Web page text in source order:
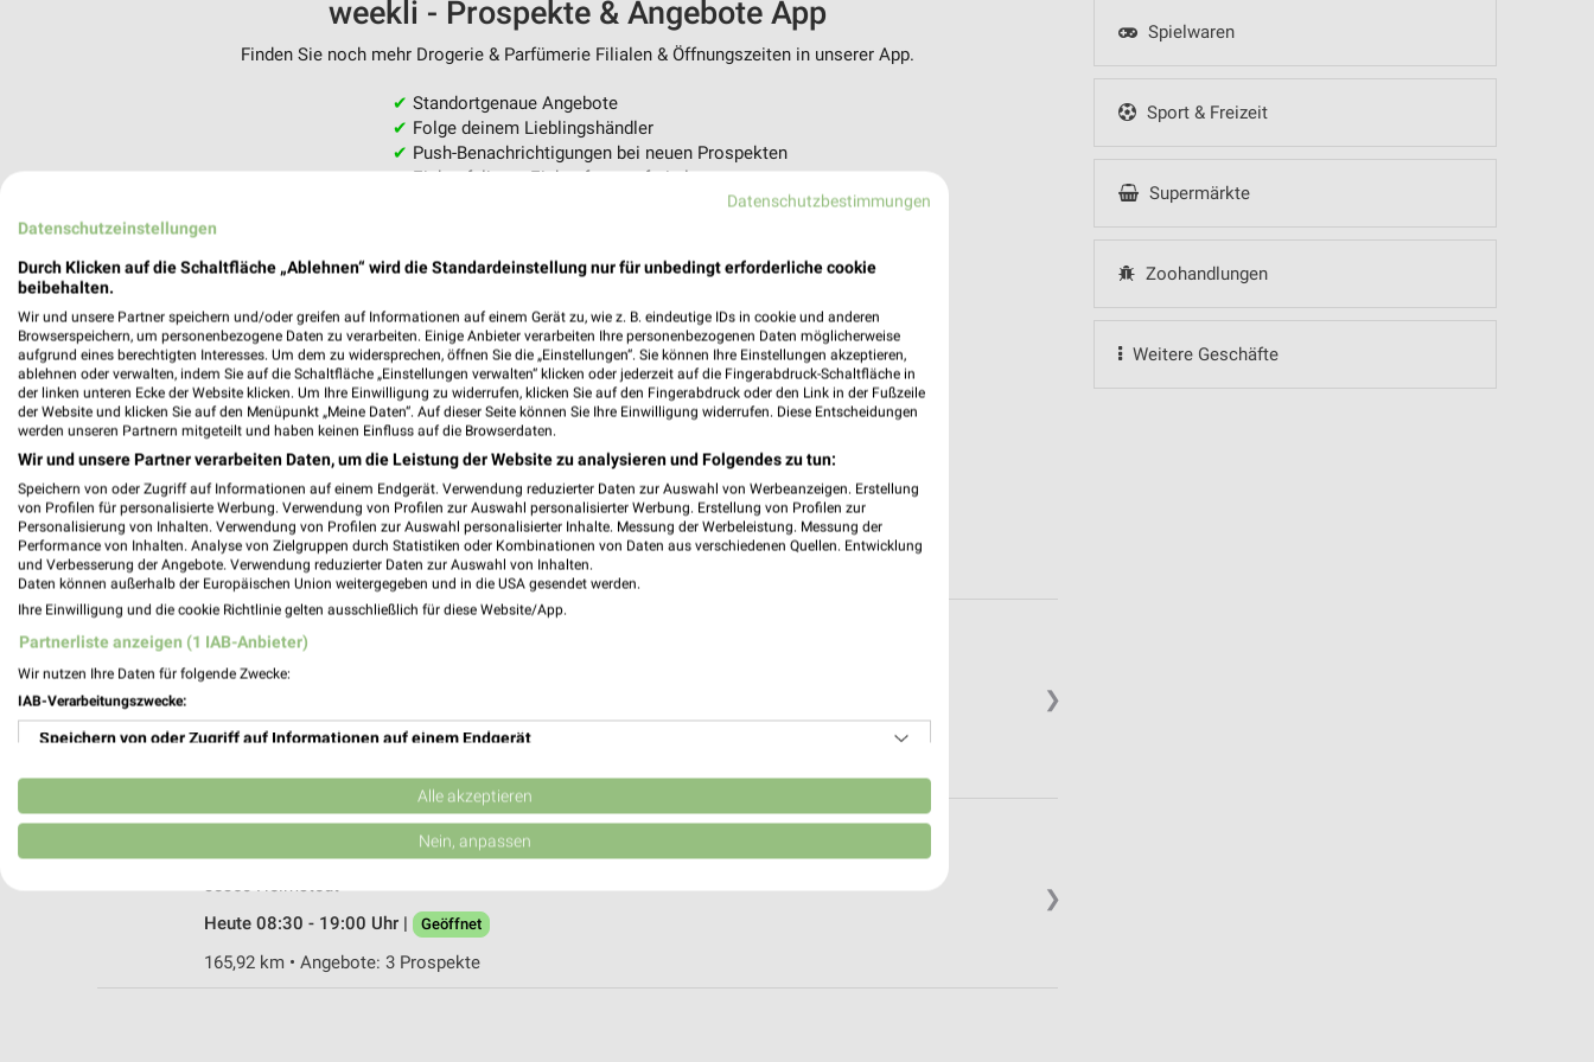
Spielwaren
Sport & Freizeit
Supermärkte
Zoohandlungen
Weitere Geschäfte
weekli - Prospekte & Angebote App
Finden Sie noch mehr Drogerie & Parfümerie Filialen & Öffnungszeiten in unserer App.
✔ Standortgenaue Angebote
✔ Folge deinem Lieblingshändler
✔ Push-Benachrichtigungen bei neuen Prospekten
✔Einkaufsliste - Einkauf stressfrei planen
❯
Müller Helmstedt
38350 Helmstedt
Heute 09:00 - 20:00 Uhr | Geöffnet
❯
Neumärker Str. 30
38350 Helmstedt
Heute 08:30 - 19:00 Uhr |
Geöffnet
165,92 km • Angebote: 3 Prospekte
Datenschutzbestimmungen
Datenschutzeinstellungen
Durch Klicken auf die Schaltfläche „Ablehnen“ wird die Standardeinstellung nur für unbedingt erforderliche cookie
beibehalten.
Wir und unsere Partner speichern und/oder greifen auf Informationen auf einem Gerät zu, wie z. B. eindeutige IDs in cookie und anderen
Browserspeichern, um personenbezogene Daten zu verarbeiten. Einige Anbieter verarbeiten Ihre personenbezogenen Daten möglicherweise
aufgrund eines berechtigten Interesses. Um dem zu widersprechen, öffnen Sie die „Einstellungen“. Sie können Ihre Einstellungen akzeptieren,
ablehnen oder verwalten, indem Sie auf die Schaltfläche „Einstellungen verwalten“ klicken oder jederzeit auf die Fingerabdruck-Schaltfläche in
der linken unteren Ecke der Website klicken. Um Ihre Einwilligung zu widerrufen, klicken Sie auf den Fingerabdruck oder den Link in der Fußzeile
der Website und klicken Sie auf den Menüpunkt „Meine Daten“. Auf dieser Seite können Sie Ihre Einwilligung widerrufen. Diese Entscheidungen
werden unseren Partnern mitgeteilt und haben keinen Einfluss auf die Browserdaten.
Wir und unsere Partner verarbeiten Daten, um die Leistung der Website zu analysieren und Folgendes zu tun:
Speichern von oder Zugriff auf Informationen auf einem Endgerät. Verwendung reduzierter Daten zur Auswahl von Werbeanzeigen. Erstellung
von Profilen für personalisierte Werbung. Verwendung von Profilen zur Auswahl personalisierter Werbung. Erstellung von Profilen zur
Personalisierung von Inhalten. Verwendung von Profilen zur Auswahl personalisierter Inhalte. Messung der Werbeleistung. Messung der
Performance von Inhalten. Analyse von Zielgruppen durch Statistiken oder Kombinationen von Daten aus verschiedenen Quellen. Entwicklung
und Verbesserung der Angebote. Verwendung reduzierter Daten zur Auswahl von Inhalten.
Daten können außerhalb der Europäischen Union weitergegeben und in die USA gesendet werden.
Ihre Einwilligung und die cookie Richtlinie gelten ausschließlich für diese Website/App.
Partnerliste anzeigen (1 IAB-Anbieter)
Wir nutzen Ihre Daten für folgende Zwecke:
IAB-Verarbeitungszwecke:
Speichern von oder Zugriff auf Informationen auf einem Endgerät
Verwendung reduzierter Daten zur Auswahl von Werbeanzeigen
Erstellung von Profilen für personalisierte Werbung
Erstellung von Profilen zur Personalisierung von Inhalten
Alle akzeptieren
Nein, anpassen